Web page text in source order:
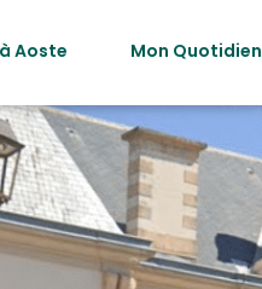
Aoste Mon Quotidien